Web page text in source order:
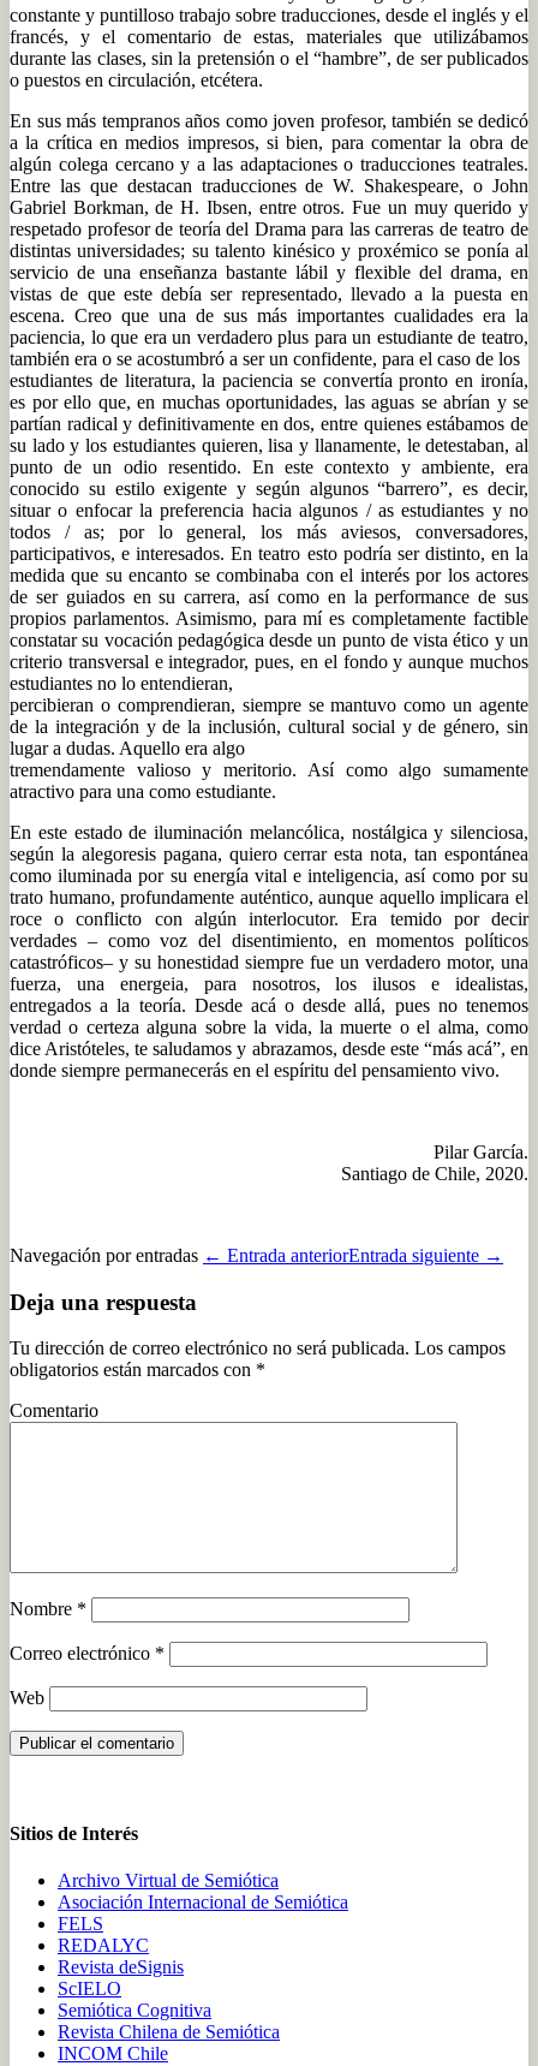
constante y puntilloso trabajo sobre traducciones, desde el inglés y el
francés, y el comentario de estas, materiales que utilizábamos
durante las clases, sin la pretensión o el “hambre”, de ser publicados
o puestos en circulación, etcétera.
En sus más tempranos años como joven profesor, también se dedicó
a la crítica en medios impresos, si bien, para comentar la obra de
algún colega cercano y a las adaptaciones o traducciones teatrales.
Entre las que destacan traducciones de W. Shakespeare, o John
Gabriel Borkman, de H. Ibsen, entre otros. Fue un muy querido y
respetado profesor de teoría del Drama para las carreras de teatro de
distintas universidades; su talento kinésico y proxémico se ponía al
servicio de una enseñanza bastante lábil y flexible del drama, en
vistas de que este debía ser representado, llevado a la puesta en
escena. Creo que una de sus más importantes cualidades era la
paciencia, lo que era un verdadero plus para un estudiante de teatro,
también era o se acostumbró a ser un confidente, para el caso de los
estudiantes de literatura, la paciencia se convertía pronto en ironía,
es por ello que, en muchas oportunidades, las aguas se abrían y se
partían radical y definitivamente en dos, entre quienes estábamos de
su lado y los estudiantes quieren, lisa y llanamente, le detestaban, al
punto de un odio resentido. En este contexto y ambiente, era
conocido su estilo exigente y según algunos “barrero”, es decir,
situar o enfocar la preferencia hacia algunos / as estudiantes y no
todos / as; por lo general, los más aviesos, conversadores,
participativos, e interesados. En teatro esto podría ser distinto, en la
medida que su encanto se combinaba con el interés por los actores
de ser guiados en su carrera, así como en la performance de sus
propios parlamentos. Asimismo, para mí es completamente factible
constatar su vocación pedagógica desde un punto de vista ético y un
criterio transversal e integrador, pues, en el fondo y aunque muchos
estudiantes no lo entendieran,
percibieran o comprendieran, siempre se mantuvo como un agente
de la integración y de la inclusión, cultural social y de género, sin
lugar a dudas. Aquello era algo
tremendamente valioso y meritorio. Así como algo sumamente
atractivo para una como estudiante.
En este estado de iluminación melancólica, nostálgica y silenciosa,
según la alegoresis pagana, quiero cerrar esta nota, tan espontánea
como iluminada por su energía vital e inteligencia, así como por su
trato humano, profundamente auténtico, aunque aquello implicara el
roce o conflicto con algún interlocutor. Era temido por decir
verdades – como voz del disentimiento, en momentos políticos
catastróficos– y su honestidad siempre fue un verdadero motor, una
fuerza, una energeia, para nosotros, los ilusos e idealistas,
entregados a la teoría. Desde acá o desde allá, pues no tenemos
verdad o certeza alguna sobre la vida, la muerte o el alma, como
dice Aristóteles, te saludamos y abrazamos, desde este “más acá”, en
donde siempre permanecerás en el espíritu del pensamiento vivo.
Pilar García.
Santiago de Chile, 2020.
Navegación por entradas ← Entrada anteriorEntrada siguiente →
Deja una respuesta
Tu dirección de correo electrónico no será publicada. Los campos
obligatorios están marcados con *
Comentario
Nombre *
Correo electrónico *
Web
Sitios de Interés
Archivo Virtual de Semiótica
Asociación Internacional de Semiótica
FELS
REDALYC
Revista deSignis
ScIELO
Semiótica Cognitiva
Revista Chilena de Semiótica
INCOM Chile